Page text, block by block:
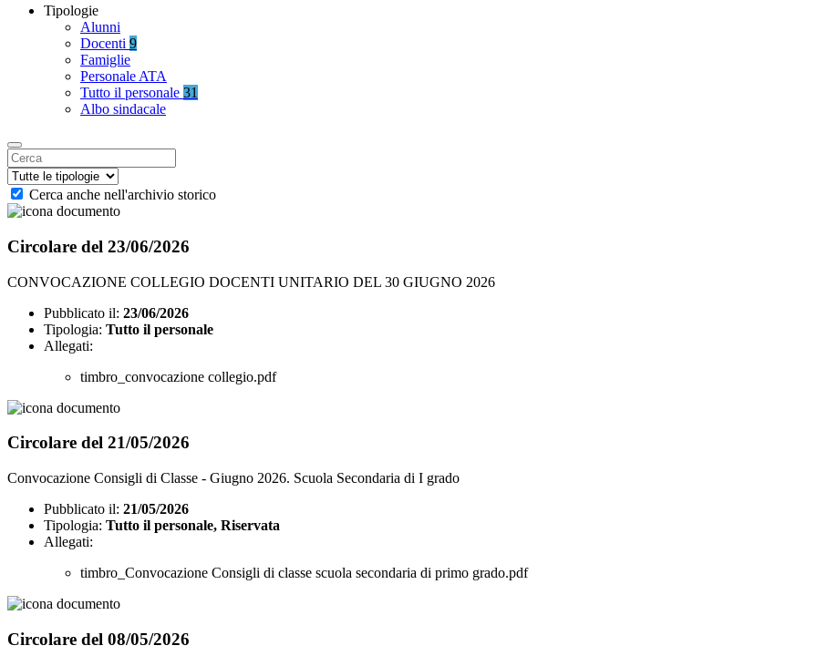
Tipologie
Alunni
Docenti 9
Famiglie
Personale ATA
Tutto il personale 31
Albo sindacale
Cerca anche nell'archivio storico
Circolare del 23/06/2026
CONVOCAZIONE COLLEGIO DOCENTI UNITARIO DEL 30 GIUGNO 2026
Pubblicato il: 23/06/2026
Tipologia: Tutto il personale
Allegati:
timbro_convocazione collegio.pdf
Circolare del 21/05/2026
Convocazione Consigli di Classe - Giugno 2026. Scuola Secondaria di I grado
Pubblicato il: 21/05/2026
Tipologia: Tutto il personale, Riservata
Allegati:
timbro_Convocazione Consigli di classe scuola secondaria di primo grado.pdf
Circolare del 08/05/2026